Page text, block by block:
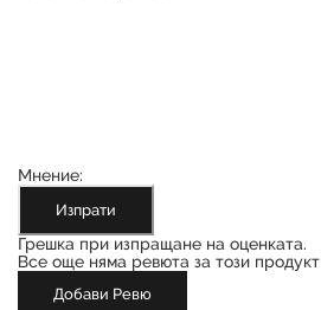
Мнение:
Изпрати
Грешка при изпращане на оценката.
Все още няма ревюта за този продукт
Добави Ревю